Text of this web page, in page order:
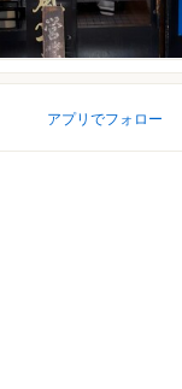
アプリでフォロー